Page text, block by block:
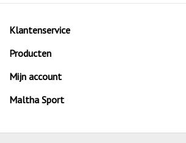
Klantenservice
Producten
Mijn account
Maltha Sport